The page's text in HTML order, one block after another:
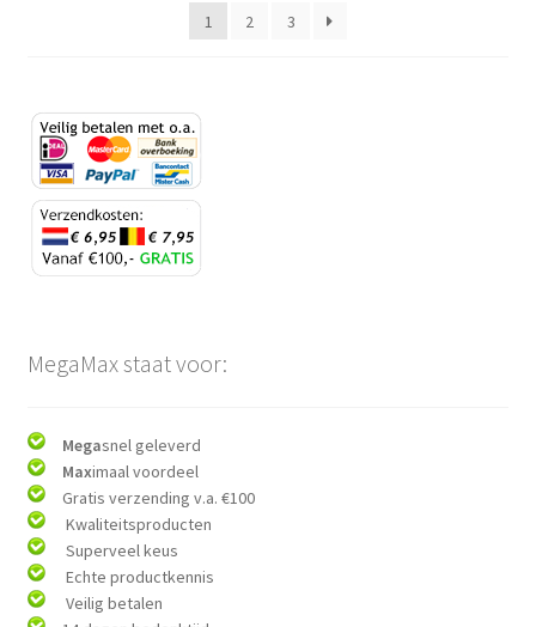
1 2 3
MegaMax staat voor:
Megasnel geleverd
Maximaal voordeel
Gratis verzending v.a. €100
Kwaliteitsproducten
Superveel keus
Echte productkennis
Veilig betalen